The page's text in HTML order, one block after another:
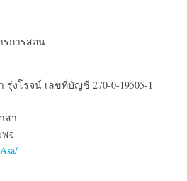
รการสอน
งโรจน์ เลขที่บัญชี 270-0-19505-1
สา
จ